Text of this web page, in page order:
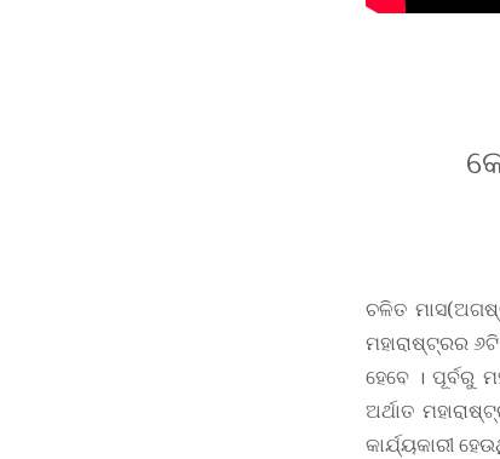
ଚଳିତ
ମହାରାଷ୍ଟ୍ରର
ହେବେ । ପୂର୍ବରୁ
ଅର୍ଥାତ
କାର୍ଯ୍ୟକାରୀ